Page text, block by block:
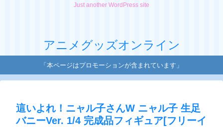
Just another WordPress site
アニメグッズオンライン
「本ページはプロモーションが含まれています」
這いよれ！ニャル子さんW ニャル子 生足
バニーVer. 1/4 完成品フィギュア[フリーイ